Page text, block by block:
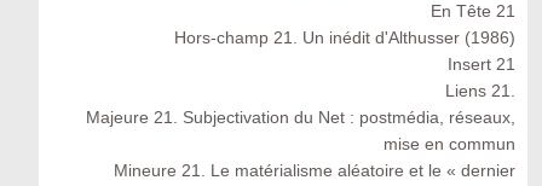
En Tête 21
Hors-champ 21. Un inédit d'Althusser (1986)
Insert 21
Liens 21.
Majeure 21. Subjectivation du Net : postmédia, réseaux,
mise en commun
Mineure 21. Le matérialisme aléatoire et le « dernier